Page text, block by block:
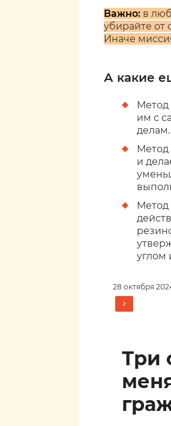
Важно: в
убирайте от
Иначе
А какие
Метод
им с
делам.
Метод
и
Метод
углом
28 октября
Три